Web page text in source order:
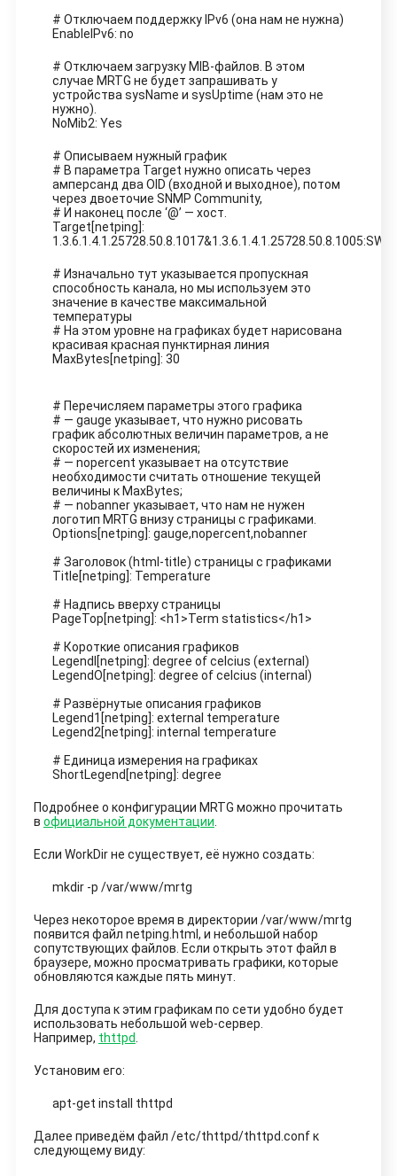
# Отключаем поддержку IPv6 (она нам не нужна)
EnableIPv6: no
# Отключаем загрузку MIB-файлов. В этом
случае MRTG не будет запрашивать у
устройства sysName и sysUptime (нам это не
нужно).
NoMib2: Yes
# Описываем нужный график
# В параметра Target нужно описать через
амперсанд два OID (входной и выходное), потом
через двоеточие SNMP Community,
# И наконец после ‘@’ — хост.
Target[netping]:
# Изначально тут указывается пропускная
способность канала, но мы используем это
значение в качестве максимальной
температуры
# На этом уровне на графиках будет нарисована
красивая красная пунктирная линия
MaxBytes[netping]: 30
# Перечисляем параметры этого графика
# — gauge указывает, что нужно рисовать
график абсолютных величин параметров, а не
скоростей их изменения;
# — nopercent указывает на отсутствие
необходимости считать отношение текущей
величины к MaxBytes;
# — nobanner указывает, что нам не нужен
логотип MRTG внизу страницы с графиками.
Options[netping]: gauge,nopercent,nobanner
# Заголовок (html-title) страницы с графиками
Title[netping]: Temperature
# Надпись вверху страницы
PageTop[netping]: <h1>Term statistics</h1>
# Короткие описания графиков
LegendI[netping]: degree of celcius (external)
LegendO[netping]: degree of celcius (internal)
# Развёрнутые описания графиков
Legend1[netping]: external temperature
Legend2[netping]: internal temperature
# Единица измерения на графиках
ShortLegend[netping]: degree
Подробнее о конфигурации MRTG можно прочитать
в официальной документации
Если WorkDir не существует, её нужно создать:
mkdir -p /var/www/mrtg
Через некоторое время в директории /var/www/mrtg
появится файл netping.html, и небольшой набор
сопутствующих файлов. Если открыть этот файл в
браузере, можно просматривать графики, которые
обновляются каждые пять минут.
Для доступа к этим графикам по сети удобно будет
использовать небольшой web-сервер.
Например, thttpd
Установим его:
apt-get install thttpd
Далее приведём файл /etc/thttpd/thttpd.conf к
следующему виду: